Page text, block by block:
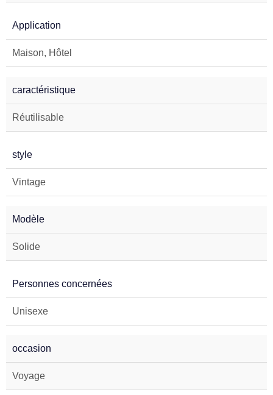
Application
Maison, Hôtel
caractéristique
Réutilisable
style
Vintage
Modèle
Solide
Personnes concernées
Unisexe
occasion
Voyage